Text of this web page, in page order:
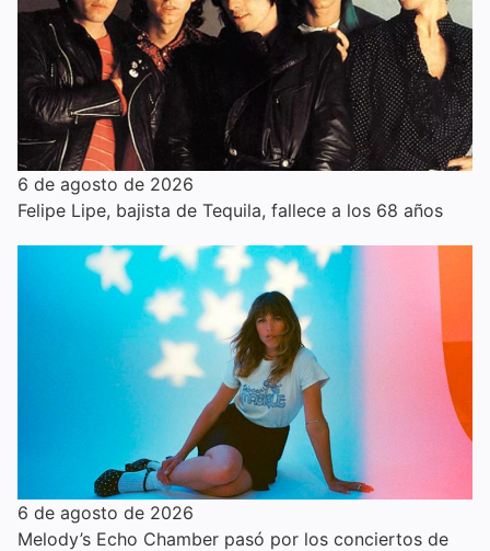
6 de agosto de 2026
Felipe Lipe, bajista de Tequila, fallece a los 68 años
6 de agosto de 2026
Melody’s Echo Chamber pasó por los conciertos de